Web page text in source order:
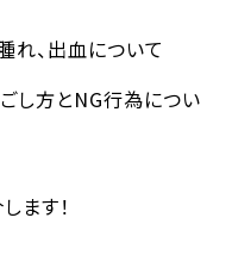
れ、出血について
し方とNG行為につい
ます！